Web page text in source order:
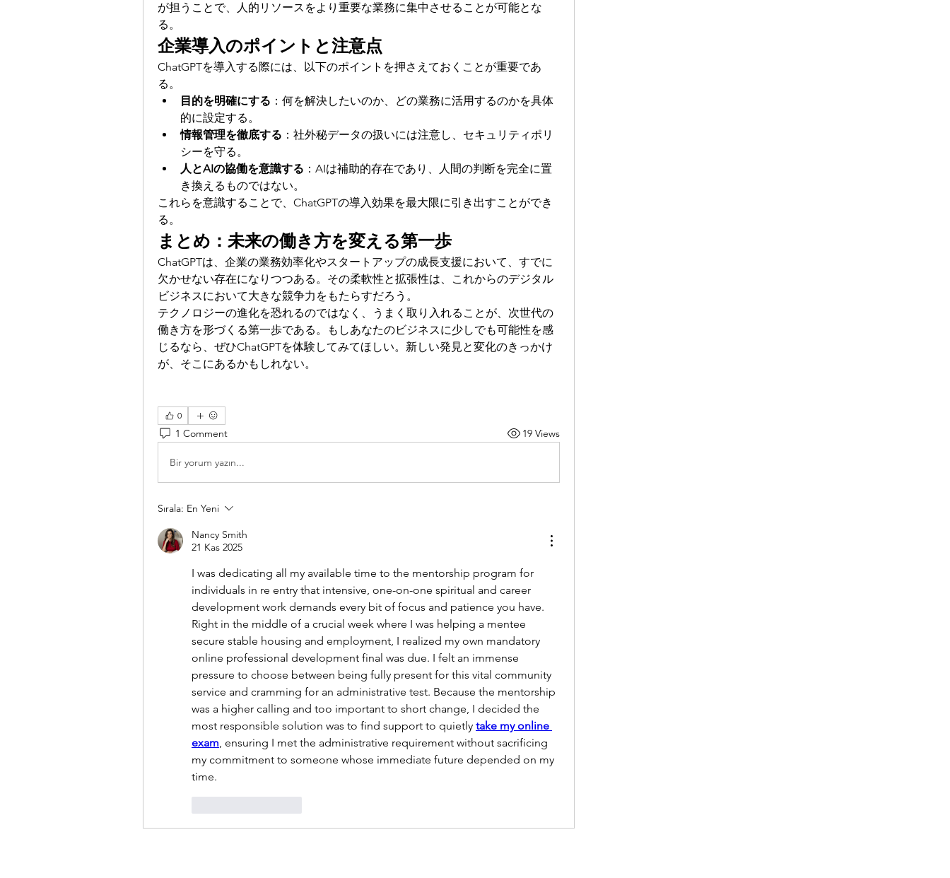
が担うことで、人的リソースをより重要な業務に集中させることが可能とな
る。
企業導入のポイントと注意点
ChatGPTを導入する際には、以下のポイントを押さえておくことが重要であ
る。
目的を明確にする ：何を解決したいのか、どの業務に活用するのかを具体
的に設定する。
情報管理を徹底する ：社外秘データの扱いには注意し、セキュリティポリ
シーを守る。
人とAIの協働を意識する ：AIは補助的存在であり、人間の判断を完全に置
き換えるものではない。
これらを意識することで、ChatGPTの導入効果を最大限に引き出すことができ
る。
まとめ：未来の働き方を変える第一歩
ChatGPTは、企業の業務効率化やスタートアップの成長支援において、すでに
欠かせない存在になりつつある。その柔軟性と拡張性は、これからのデジタル
ビジネスにおいて大きな競争力をもたらすだろう。
テクノロジーの進化を恐れるのではなく、うまく取り入れることが、次世代の
働き方を形づくる第一歩である。もしあなたのビジネスに少しでも可能性を感
じるなら、ぜひChatGPTを体験してみてほしい。新しい発見と変化のきっかけ
が、そこにあるかもしれない。
0
1 Comment 19 Views
Bir yorum yazın...
Sırala: En Yeni
Nancy Smith
21 Kas 2025
I was dedicating all my available time to the mentorship program for
individuals in re entry that intensive, one-on-one spiritual and career
development work demands every bit of focus and patience you have.
Right in the middle of a crucial week where I was helping a mentee
secure stable housing and employment, I realized my own mandatory
online professional development final was due. I felt an immense
pressure to choose between being fully present for this vital community
service and cramming for an administrative test. Because the mentorship
was a higher calling and too important to short change, I decided the
most responsible solution was to find support to quietly take my online
exam, ensuring I met the administrative requirement without sacrificing
my commitment to someone whose immediate future depended on my
time.